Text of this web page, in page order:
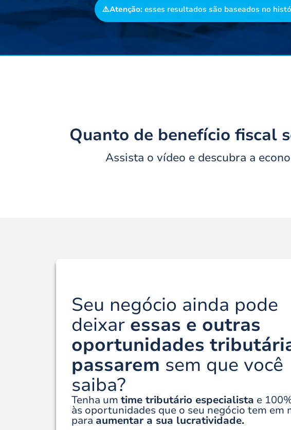
⚠️Atenção: esses resultados são baseados no
Quanto de benefício fiscal
Assista o vídeo e descubra a
Seu negócio ainda pode
deixar essas e outras
oportunidades
passarem sem que você
saiba?
Tenha um time tributário especialista e
às oportunidades que o seu negócio tem em
para aumentar a sua lucratividade.